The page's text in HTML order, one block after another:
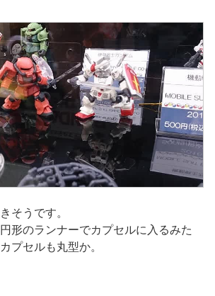
そうです。
形のランナーでカプセルに入るみた
プセルも丸型か。